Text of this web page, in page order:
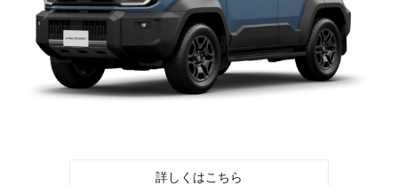
詳しくはこちら